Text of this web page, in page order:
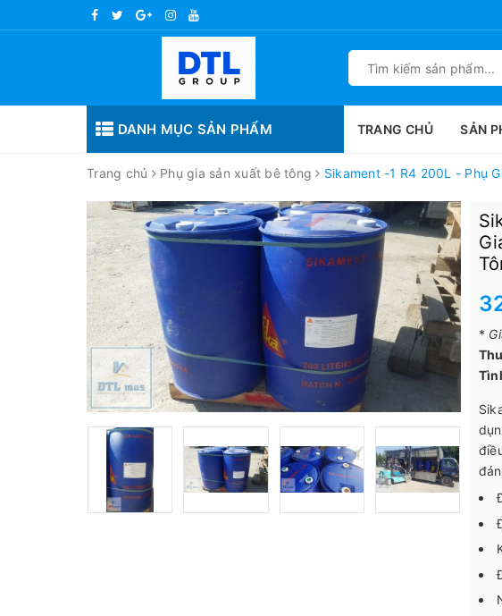
DANH MỤC SẢN PHẨM TRANG CHỦ SẢN
Trang chủ Phụ gia sản xuất bê tông Sikament -1 R4 200L - Phụ
*